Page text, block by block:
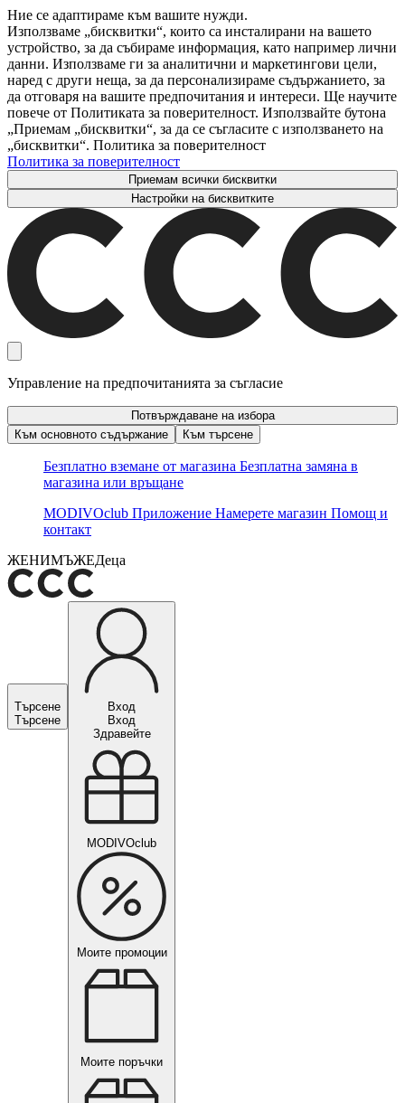
Ние се адаптираме към вашите нужди.
Използваме „бисквитки“, които са инсталирани на вашето
устройство, за да събираме информация, като например лични
данни. Използваме ги за аналитични и маркетингови цели,
наред с други неща, за да персонализираме съдържанието, за
да отговаря на вашите предпочитания и интереси. Ще научите
повече от Политиката за поверителност. Използвайте бутона
„Приемам „бисквитки“, за да се съгласите с използването на
„бисквитки“. Политика за поверителност
Политика за поверителност
Приемам всички бисквитки
Настройки на бисквитките
Управление на предпочитанията за съгласие
Потвърждаване на избора
Към основното съдържание
Към търсене
Безплатно вземане от магазина Безплатна замяна в
магазина или връщане
MODIVOclub Приложение Намерете магазин Помощ и
контакт
ЖЕНИМЪЖЕДеца
Търсене
Търсене
Вход
Вход
Здравейте
MODIVOclub
Моите промоции
Моите поръчки